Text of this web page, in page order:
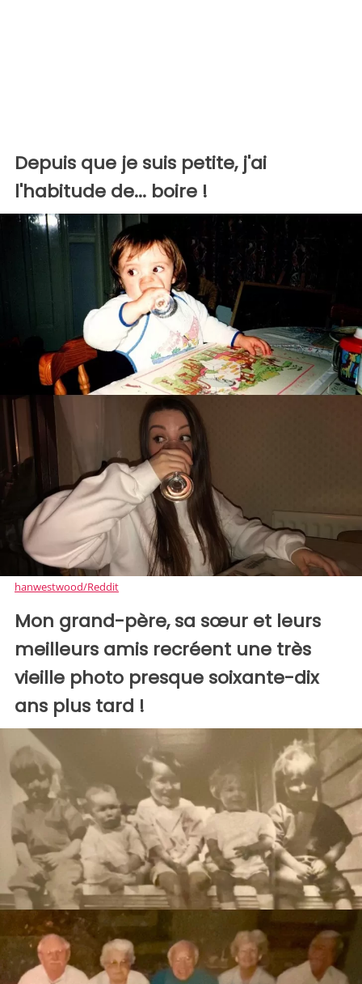
Depuis que je suis petite, j'ai
l'habitude de... boire !
hanwestwood/Reddit
Mon grand-père, sa sœur et leurs
meilleurs amis recréent une très
vieille photo presque soixante-dix
ans plus tard !